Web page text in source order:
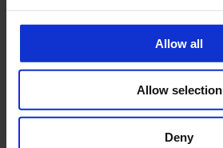
Allow all
Allow selection
Deny